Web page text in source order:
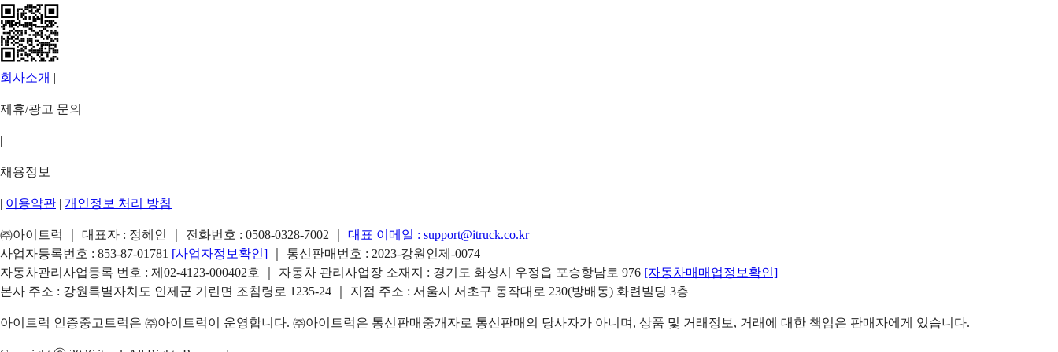
회사소개 |
제휴/광고 문의
|
채용정보
| 이용약관 | 개인정보 처리 방침
㈜아이트럭 ｜ 대표자 : 정혜인 ｜ 전화번호 : 0508-0328-7002 대표 이메일 : support@itruck.co.kr
사업자등록번호 : 853-87-01781 [사업자정보확인]
｜ 통신판매번호 : 2023-강원인제-0074
자동차관리사업등록 번호 : 제02-4123-000402호 ｜ 자동차 관리사업장 소재지 : 경기도 화성시 우정읍 포승항남로 976 [자동차매매업정보확인]
본사 주소 : 강원특별자치도 인제군 기린면 조침령로 1235-24 ｜ 지점 주소 : 서울시 서초구 동작대로 230(방배동) 화련빌딩 3층
아이트럭 인증중고트럭은 ㈜아이트럭이 운영합니다. ㈜아이트럭은 통신판매중개자로 통신판매의 당사자가 아니며, 상품 및 거래정보, 거래에 대한 책임은 판매자에게 있습니다.